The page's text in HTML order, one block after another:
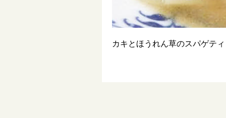
カキとほうれん草のスパゲティ